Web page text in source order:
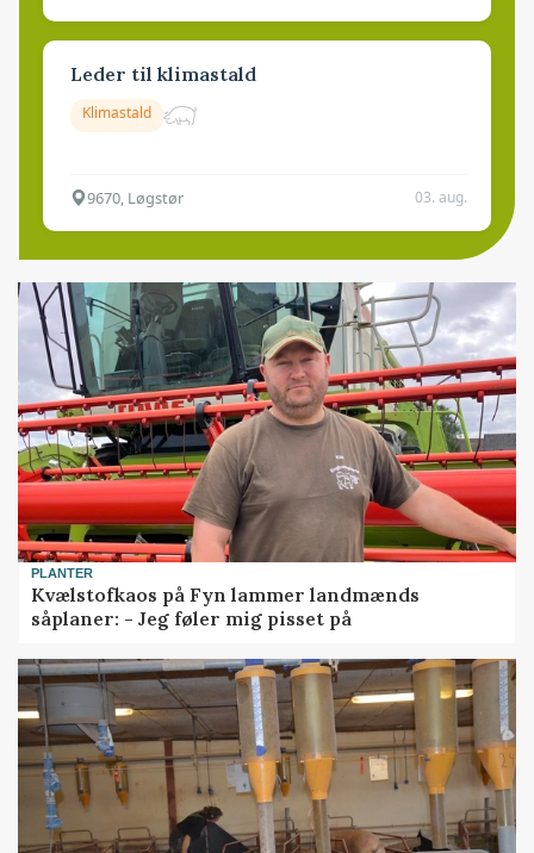
Leder til klimastald
Klimastald
9670, Løgstør 03. aug.
PLANTER
Kvælstofkaos på Fyn lammer landmænds
såplaner: - Jeg føler mig pisset på